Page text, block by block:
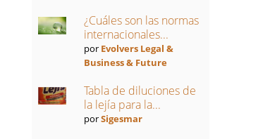
¿Cuáles son las normas
internacionales...
por Evolvers Legal &
Business & Future
Tabla de diluciones de
la lejía para la...
porSigesmar